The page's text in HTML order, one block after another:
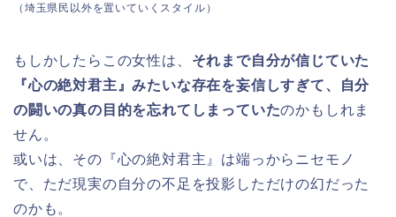
（埼玉県民以外を置いていくスタイル）
もしかしたらこの女性は、 それまで自分が信じていた
『心の絶対君主』みたいな存在を妄信しすぎて、自分
の闘いの真の目的を忘れてしまっていたのかもしれま
せん。
或いは、その『心の絶対君主』は端っからニセモノ
で、ただ現実の自分の不足を投影しただけの幻だった
のかも。